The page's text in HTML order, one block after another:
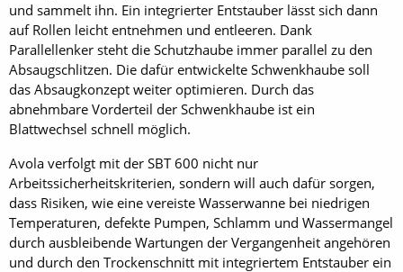
und sammelt ihn. Ein integrierter Entstauber lässt sich dann
auf Rollen leicht entnehmen und entleeren. Dank
Parallellenker steht die Schutzhaube immer parallel zu den
Absaugschlitzen. Die dafür entwickelte Schwenkhaube soll
das Absaugkonzept weiter optimieren. Durch das
abnehmbare Vorderteil der Schwenkhaube ist ein
Blattwechsel schnell möglich.
Avola verfolgt mit der SBT 600 nicht nur
Arbeitssicherheitskriterien, sondern will auch dafür sorgen,
dass Risiken, wie eine vereiste Wasserwanne bei niedrigen
Temperaturen, defekte Pumpen, Schlamm und Wassermangel
durch ausbleibende Wartungen der Vergangenheit angehören
und durch den Trockenschnitt mit integriertem Entstauber ein